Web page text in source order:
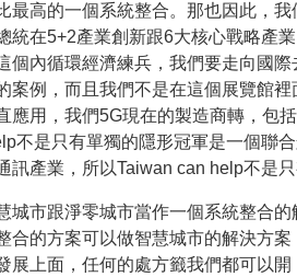
最高的一個系統整合。那也因此，
統在5+2產業創新跟6大核心戰略產
個內循環經濟練兵，我們要走向國
案例，而且我們不是在這個展覽館
應用，我們5G現在的製造商轉，包
不是只有單獨的隱形冠軍是一個聯
訊產業，所以Taiwan can help不是
城市跟淨零城市當作一個系統整合
合的方案可以做智慧城市的解決方
展上面，任何的處方籤我們都可以